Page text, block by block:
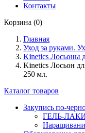
Контакты
Корзина (0)
Главная
Уход за руками.
Kinetics Лосьоны
Kinetics Лосьон
250 мл.
Каталог товаров
Закупись по-
ГЕЛЬ-